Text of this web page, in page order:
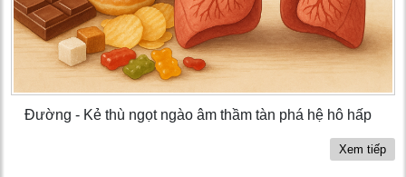
Đường - Kẻ thù ngọt ngào âm thầm tàn phá hệ hô hấp
Xem tiếp